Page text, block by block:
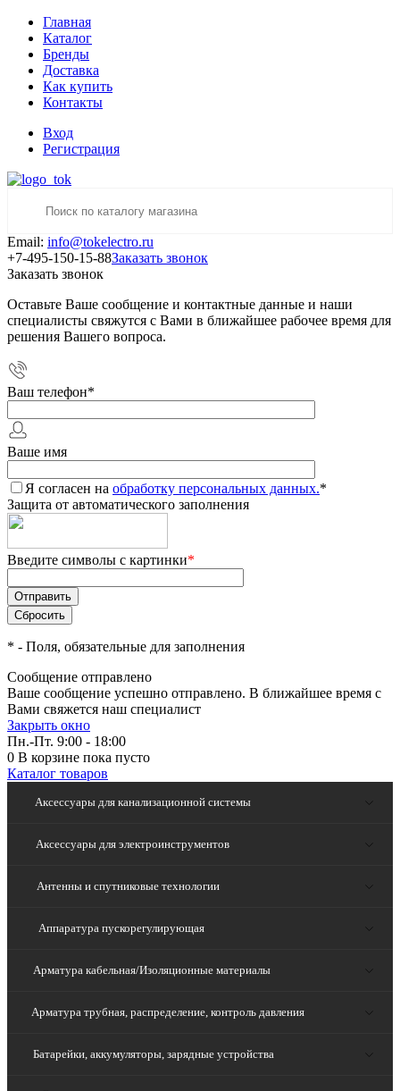
Главная
Каталог
Бренды
Доставка
Как купить
Контакты
Вход
Регистрация
Email: info@tokelectro.ru
+7-495-150-15-88Заказать звонок
Заказать звонок
Оставьте Ваше сообщение и контактные данные и наши
специалисты свяжутся с Вами в ближайшее рабочее время для
решения Вашего вопроса.
Ваш телефон*
Ваше имя
Я согласен на обработку персональных данных.*
Защита от автоматического заполнения
Введите символы с картинки*
* - Поля, обязательные для заполнения
Сообщение отправлено
Ваше сообщение успешно отправлено. В ближайшее время с
Вами свяжется наш специалист
Закрыть окно
Пн.-Пт. 9:00 - 18:00
0 В корзине пока пусто
Каталог товаров
Аксессуары для канализационной системы
Аксессуары для электроинструментов
Антенны и спутниковые технологии
Аппаратура пускорегулирующая
Арматура кабельная/Изоляционные материалы
Арматура трубная, распределение, контроль давления
Батарейки, аккумуляторы, зарядные устройства